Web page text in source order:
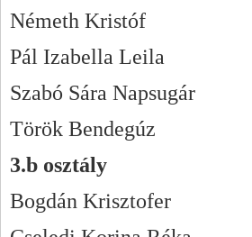
Németh Kristóf
Pál Izabella Leila
Szabó Sára Napsugár
Török Bendegúz
3.b osztály
Bogdán Krisztofer